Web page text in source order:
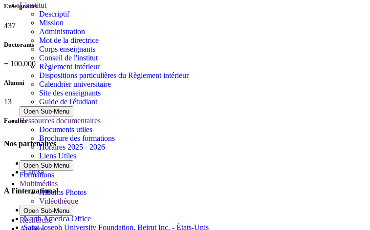
L'institut
Descriptif
Mission
Administration
Mot de la directrice
Corps enseignants
Conseil de l'institut
Règlement intérieur
Dispositions particulières du Règlement intérieur
Calendrier universitaire
Site des enseignants
Guide de l'étudiant
Open Sub-Menu
Ressources documentaires
Documents utiles
Brochure des formations
Horaires 2025 - 2026
Liens Utiles
Open Sub-Menu
Formations
Multimédias
Albums Photos
Vidéothèque
Open Sub-Menu
Recherche
Enseignants
437
Doctorants
+ 100,000
Alumni
13
Facultés
Nos partenaires
Al Mazeed
Lamsa
À l'international
Bureau de Paris
North America Office
Saint Joseph University Foundation, Beirut Inc. - États-Unis